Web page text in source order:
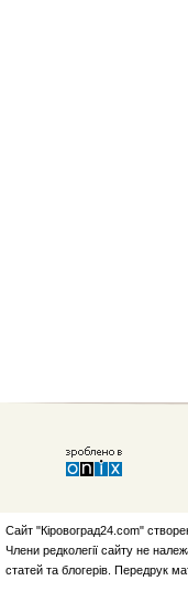
Сайт "Кіровоград24.com"
Члени редколегії сайту не
статей та блогерів. Передрук